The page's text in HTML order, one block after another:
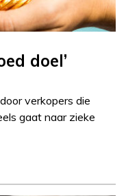
doel’
verkopers die
gaat naar zieke